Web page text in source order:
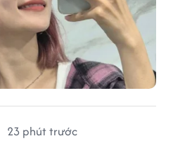
23 phút trước